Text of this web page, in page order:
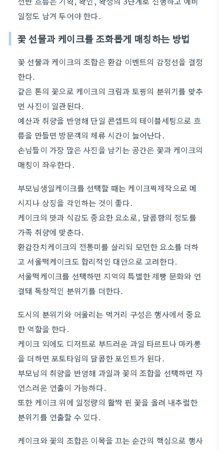
일정도 남겨 두어야 한다.
꽃 선물과 케이크를 조화롭게 매칭하는 방법
꽃 선물과 케이크의 조합은 환갑 이벤트의 감정선을 결정
한다.
같은 톤의 꽃으로 케이크의 크림과 토핑의 분위기를 맞추
면 사진이 일관된다.
예산과 취향을 반영해 단일 콘셉트의 테이블세팅으로 흐
름을 만들면 방문객의 체류 시간이 늘어난다.
손님들이 가장 많은 사진을 남기는 공간은 꽃과 케이크의
매칭이 좌우한다.
부모님생일케이크를 선택할 때는 케이크픽제작으로 메
시지나 상징을 각인하는 것이 좋다.
케이크의 맛과 식감도 중요한 요소로, 달콤함의 정도를
가족 취향에 맞춘다.
환갑잔치케이크의 전통미를 살리되 모던한 요소를 더하
고 서울떡케이크도 합리적인 대안으로 고려한다.
서울떡케이크를 선택하면 지역의 특별한 제빵 문화와 연
결돼 독창적인 분위기를 더한다.
도시의 분위기와 어울리는 먹거리 구성은 행사에서 중요
한 역할을 한다.
케이크 외에도 디저트로 부드러운 과일 타르트나 마카롱
을 더하면 포토타임의 달콤한 포인트가 된다.
부모님의 취향을 반영해 과일과 꽃의 조합을 선택하면 자
연스러운 연출이 가능하다.
또한 케이크 위에 일정량의 활짝 핀 꽃을 올려 내추럴한
분위기를 연출할 수 있다.
케이크와 꽃의 조합은 이목을 끄는 순간의 핵심으로 행사